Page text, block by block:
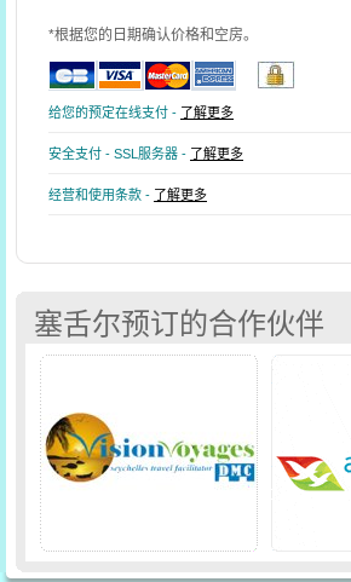
*根据您的日期确认价格和空房。
给您的预定在线支付 - 了解更多
安全支付 - SSL服务器 - 了解更多
经营和使用条款 - 了解更多
塞舌尔预订的合作伙伴